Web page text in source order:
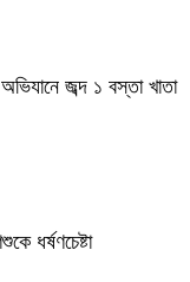
জব্দ ১ বস্তা খাতা
ধর্ষণচেষ্টা